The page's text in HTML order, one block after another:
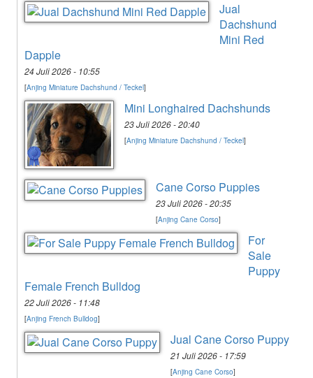
Jual
Dachshund
Mini Red
Dapple
24 Juli 2026 - 10:55
[Anjing Miniature Dachshund / Teckel]
Mini Longhaired Dachshunds
23 Juli 2026 - 20:40
[Anjing Miniature Dachshund / Teckel]
Cane Corso Puppies
23 Juli 2026 - 20:35
[Anjing Cane Corso]
For
Sale
Puppy
Female French Bulldog
22 Juli 2026 - 11:48
[Anjing French Bulldog]
Jual Cane Corso Puppy
21 Juli 2026 - 17:59
[Anjing Cane Corso]